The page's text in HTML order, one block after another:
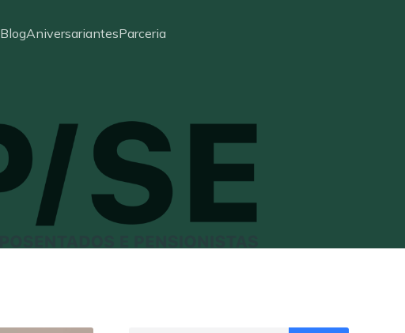
BlogAniversariantesParceria